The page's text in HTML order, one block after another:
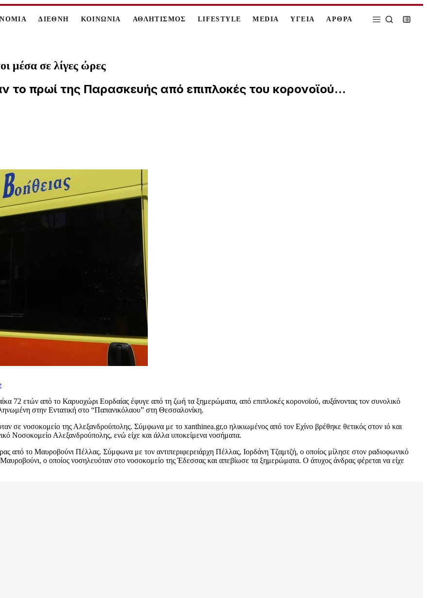
ΔΙΕΘΝΗ ΚΟΙΝΩΝΙΑ ΑΘΛΗΤΙΣΜΟΣ LIFESTYLE MEDIA ΥΓΕΙΑ ΑΡΘΡΑ
μέσα σε λίγες ώρες
το πρωί της Παρασκευής από επιπλοκές του κορονοϊού...
72 ετών από το Καρυοχώρι Εορδαίας έφυγε από τη ζωή τα ξημερώματα, από επιπλοκές κορονοϊού, αυξάνοντας τον συνολικό
στην Εντατική στο “Παπανικόλαου” στη Θεσσαλονίκη.
σε νοσοκομείο της Αλεξανδρούπολης. Σύμφωνα με το xanthinea.gr,o ηλικιωμένος από τον Εχίνο βρέθηκε θετικός στον ιό και
Νοσοκομείο Αλεξανδρούπολης, ενώ είχε και άλλα υποκείμενα νοσήματα.
από το Μαυροβούνι Πέλλας. Σύμφωνα με τον αντιπεριφερειάρχη Πέλλας, Ιορδάνη Τζαμτζή, ο οποίος μίλησε στον ραδιοφωνικό
ο οποίος νοσηλευόταν στο νοσοκομείο της Έδεσσας και απεβίωσε τα ξημερώματα. Ο άτυχος άνδρας φέρεται να είχε